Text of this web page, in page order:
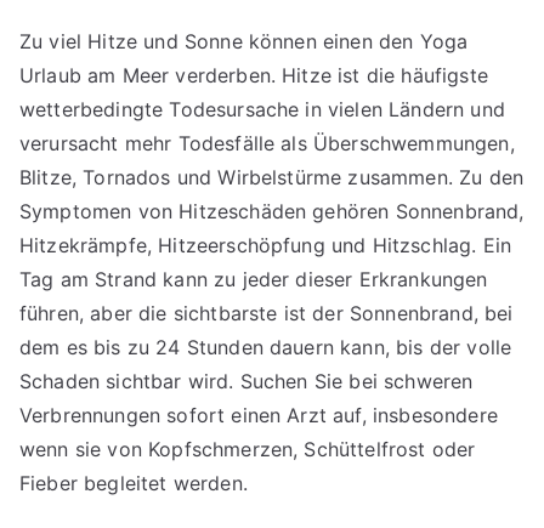
Zu viel Hitze und Sonne können einen den Yoga
Urlaub am Meer verderben. Hitze ist die häufigste
wetterbedingte Todesursache in vielen Ländern und
verursacht mehr Todesfälle als Überschwemmungen,
Blitze, Tornados und Wirbelstürme zusammen. Zu den
Symptomen von Hitzeschäden gehören Sonnenbrand,
Hitzekrämpfe, Hitzeerschöpfung und Hitzschlag. Ein
Tag am Strand kann zu jeder dieser Erkrankungen
führen, aber die sichtbarste ist der Sonnenbrand, bei
dem es bis zu 24 Stunden dauern kann, bis der volle
Schaden sichtbar wird. Suchen Sie bei schweren
Verbrennungen sofort einen Arzt auf, insbesondere
wenn sie von Kopfschmerzen, Schüttelfrost oder
Fieber begleitet werden.